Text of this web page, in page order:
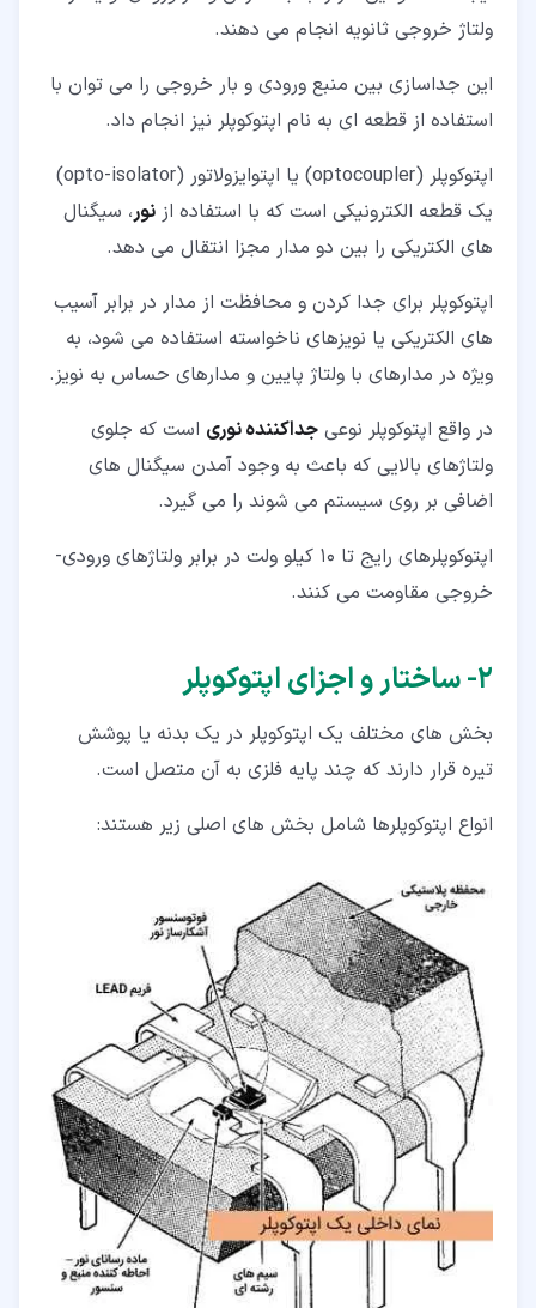
۷‏-‏۲‏- کاربردها
۸‏-‏۱‏- روش اول
۸‏-‏۲‏- روش دوم
۸‏-‏۳‏- روش سوم
۸‏-‏۴‏- روش چهارم
ولتاژ خروجی ثانویه انجام می دهند.
این جداسازی بین منبع ورودی و بار خروجی را می توان با
استفاده از قطعه ای به نام اپتوکوپلر نیز انجام داد.
اپتوکوپلر (optocoupler) یا اپتوایزولاتور (opto-isolator)
یک قطعه الکترونیکی است که با استفاده از نور، سیگنال
های الکتریکی را بین دو مدار مجزا انتقال می دهد.
اپتوکوپلر برای جدا کردن و محافظت از مدار در برابر آسیب
های الکتریکی یا نویزهای ناخواسته استفاده می شود، به
ویژه در مدارهای با ولتاژ پایین و مدارهای حساس به نویز.
در واقع اپتوکوپلر نوعی جداکننده نوری است که جلوی
ولتاژهای بالایی که باعث به وجود آمدن سیگنال های
اضافی بر روی سیستم می شوند را می گیرد.
اپتوکوپلرهای رایج تا 10 کیلو ولت در برابر ولتاژهای ورودی-
خروجی مقاومت می کنند.
۲‏- ساختار و اجزای اپتوکوپلر
بخش های مختلف یک اپتوکوپلر در یک بدنه یا پوشش
تیره قرار دارند که چند پایه فلزی به آن متصل است.
انواع اپتوکوپلرها شامل بخش های اصلی زیر هستند: